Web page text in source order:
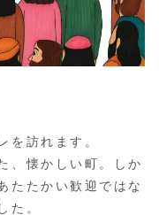
を訪れます。
、懐かしい町。しか
たたかい歓迎ではな
た。